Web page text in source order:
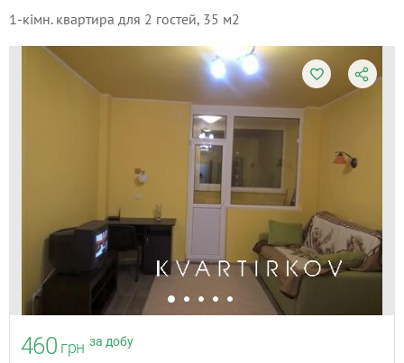
1-кімн. квартира для 2 гостей, 35 м2
460 грн за добу